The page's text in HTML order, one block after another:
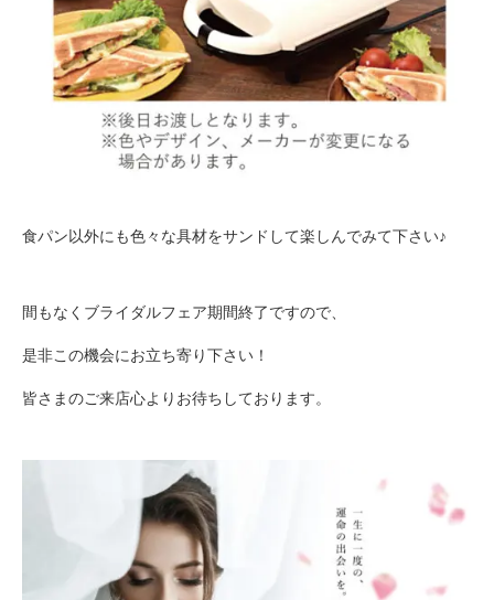
食パン以外にも色々な具材をサンドして楽しんでみて下さい♪
間もなくブライダルフェア期間終了ですので、
是非この機会にお立ち寄り下さい！
皆さまのご来店心よりお待ちしております。